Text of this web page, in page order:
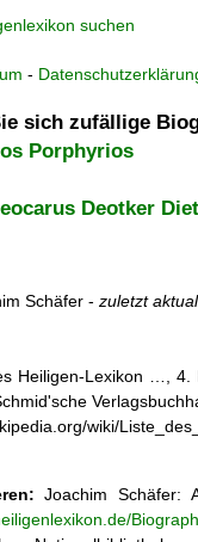
suchen
-
sich zufällige
Porphyrios
Deotker
Schäfer - zuletzt
Heiligen-Lexikon …,
wiki/
Joachim Schäfer: